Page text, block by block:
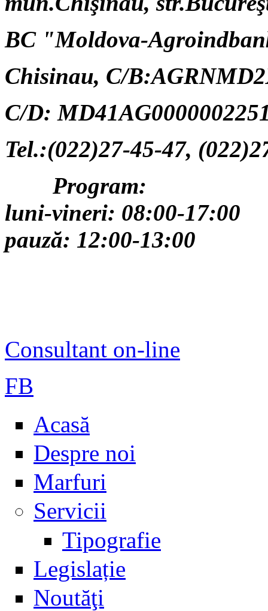
BC "Moldova-
Chisinau, C/
C/D:
Tel.:(022)27-45-47,
Program:
luni-vineri: 08:00-17:00
pauză: 12:00-13:00
Consultant on-line
FB
Acasă
Despre noi
Marfuri
Servicii
Tipografie
Legislație
Noutăţi